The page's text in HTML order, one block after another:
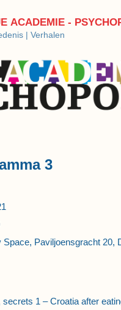
E ACADEMIE - PSYCHO
| Verhalen
3
Space, Paviljoensgracht 20,
1 – Croatia after